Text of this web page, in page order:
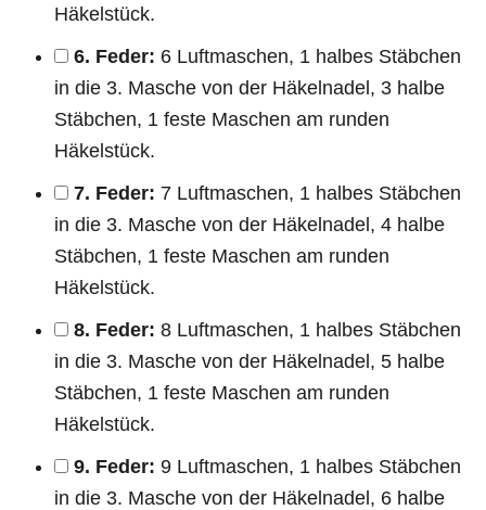
Häkelstück.
6. Feder: 6 Luftmaschen, 1 halbes Stäbchen
in die 3. Masche von der Häkelnadel, 3 halbe
Stäbchen, 1 feste Maschen am runden
Häkelstück.
7. Feder: 7 Luftmaschen, 1 halbes Stäbchen
in die 3. Masche von der Häkelnadel, 4 halbe
Stäbchen, 1 feste Maschen am runden
Häkelstück.
8. Feder: 8 Luftmaschen, 1 halbes Stäbchen
in die 3. Masche von der Häkelnadel, 5 halbe
Stäbchen, 1 feste Maschen am runden
Häkelstück.
9. Feder: 9 Luftmaschen, 1 halbes Stäbchen
in die 3. Masche von der Häkelnadel, 6 halbe